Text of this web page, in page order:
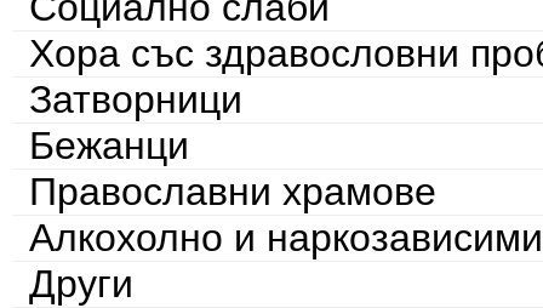
Хора със здравословни
Затворници
Бежанци
Православни храмове
Алкохолно и наркозависими
Други